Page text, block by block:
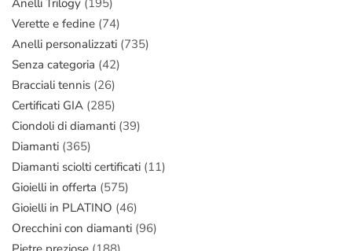
Verette e fedine (74)
Anelli personalizzati (735)
Senza categoria (42)
Bracciali tennis (26)
Certificati GIA (285)
Ciondoli di diamanti (39)
Diamanti (365)
Diamanti sciolti certificati (11)
Gioielli in offerta (575)
Gioielli in PLATINO (46)
Orecchini con diamanti (96)